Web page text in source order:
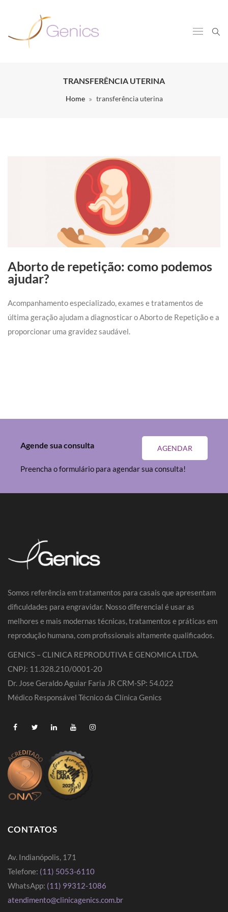
TRANSFERÊNCIA UTERINA
Home transferência uterina
Aborto de repetição: como podemos
ajudar?
Acompanhamento especializado, exames e tratamentos de
última geração ajudam a diagnosticar o Aborto de Repetição e a
proporcionar uma gravidez saudável.
AGENDAR
Agende sua consulta
Preencha o formulário para agendar sua consulta!
Somos referência em tratamentos para casais que apresentam
dificuldades para engravidar. Nosso diferencial é usar as
melhores e mais modernas técnicas, tratamentos e práticas em
reprodução humana, com profissionais altamente qualificados.
GENICS – CLINICA REPRODUTIVA E GENOMICA LTDA.
CNPJ: 11.328.210/0001-20
Dr. Jose Geraldo Aguiar Faria JR CRM-SP: 54.022
Médico Responsável Técnico da Clínica Genics
CONTATOS
Av. Indianópolis, 171
Telefone: (11) 5053-6110
WhatsApp: (11) 99312-1086
atendimento@clinicagenics.com.br